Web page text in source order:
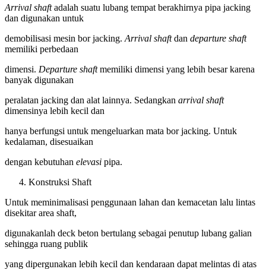
Arrival shaftadalah suatu lubang tempat berakhirnya pipa jacking
dan digunakan untuk
demobilisasi mesin bor jacking. Arrival shaftdan departure shaft
memiliki perbedaan
dimensi. Departure shaftmemiliki dimensi yang lebih besar karena
banyak digunakan
peralatan jacking dan alat lainnya. Sedangkan arrival shaft
dimensinya lebih kecil dan
hanya berfungsi untuk mengeluarkan mata bor jacking. Untuk
kedalaman, disesuaikan
dengan kebutuhan elevasi pipa.
Konstruksi Shaft
Untuk meminimalisasi penggunaan lahan dan kemacetan lalu lintas
disekitar area shaft,
digunakanlah deck beton bertulang sebagai penutup lubang galian
sehingga ruang publik
yang dipergunakan lebih kecil dan kendaraan dapat melintas di atas